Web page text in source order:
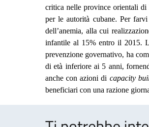
critica nelle province orientali di
per le autorità cubane. Per
dell’anemia, alla cui
infantile al 15% entro il 2015.
prevenzione governativo, ha
di età inferiore ai 5 anni,
anche con azioni di capacity
beneficiari con una razione